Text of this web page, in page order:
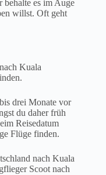
behalte es im Auge
willst. Oft geht
Kuala
drei Monate vor
du daher früh
Reisedatum
Flüge finden.
nach Kuala
Scoot nach